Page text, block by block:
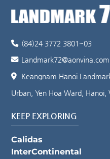
(84)24 3772 3801~03
Landmark72@aonvina.com
Keangnam Hanoi
Urban, Yen Hoa Ward, Hanoi,
KEEP EXPLORING
Calidas
InterContinental